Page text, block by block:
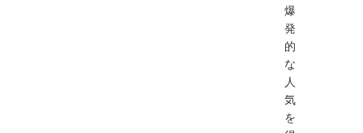
爆
発
的
な
人
気
を